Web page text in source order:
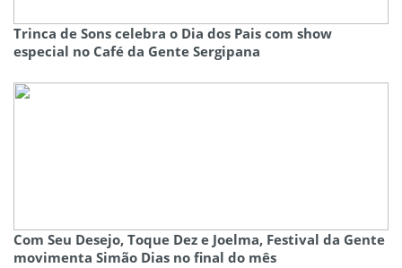
Trinca de Sons celebra o Dia dos Pais com show
especial no Café da Gente Sergipana
Com Seu Desejo, Toque Dez e Joelma, Festival da Gente
movimenta Simão Dias no final do mês